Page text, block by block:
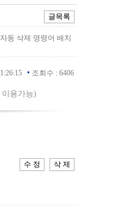
동 삭제 명령어 배치
조회수 : 6406
이용가능)